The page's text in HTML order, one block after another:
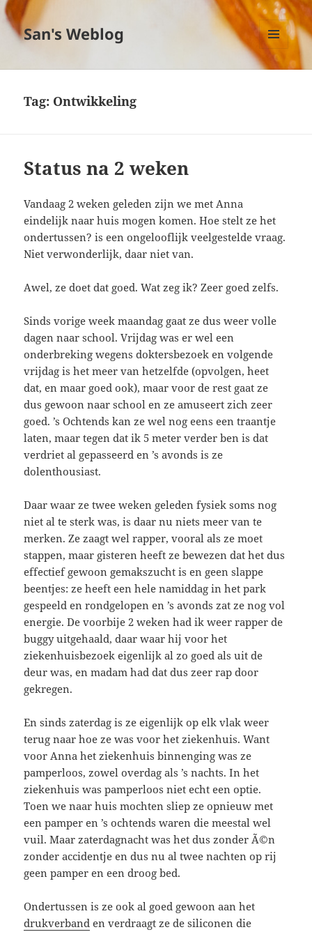
San's Weblog
MENU
EN
Tag: Ontwikkeling
Status na 2 weken
Vandaag 2 weken geleden zijn we met Anna
eindelijk naar huis mogen komen. Hoe stelt ze het
ondertussen? is een ongelooflijk veelgestelde vraag.
Niet verwonderlijk, daar niet van.
Awel, ze doet dat goed. Wat zeg ik? Zeer goed zelfs.
Sinds vorige week maandag gaat ze dus weer volle
dagen naar school. Vrijdag was er wel een
onderbreking wegens doktersbezoek en volgende
vrijdag is het meer van hetzelfde (opvolgen, heet
dat, en maar goed ook), maar voor de rest gaat ze
dus gewoon naar school en ze amuseert zich zeer
goed. ’s Ochtends kan ze wel nog eens een traantje
laten, maar tegen dat ik 5 meter verder ben is dat
verdriet al gepasseerd en ’s avonds is ze
dolenthousiast.
Daar waar ze twee weken geleden fysiek soms nog
niet al te sterk was, is daar nu niets meer van te
merken. Ze zaagt wel rapper, vooral als ze moet
stappen, maar gisteren heeft ze bewezen dat het dus
effectief gewoon gemakszucht is en geen slappe
beentjes: ze heeft een hele namiddag in het park
gespeeld en rondgelopen en ’s avonds zat ze nog vol
energie. De voorbije 2 weken had ik weer rapper de
buggy uitgehaald, daar waar hij voor het
ziekenhuisbezoek eigenlijk al zo goed als uit de
deur was, en madam had dat dus zeer rap door
gekregen.
En sinds zaterdag is ze eigenlijk op elk vlak weer
terug naar hoe ze was voor het ziekenhuis. Want
voor Anna het ziekenhuis binnenging was ze
pamperloos, zowel overdag als ’s nachts. In het
ziekenhuis was pamperloos niet echt een optie.
Toen we naar huis mochten sliep ze opnieuw met
een pamper en ’s ochtends waren die meestal wel
vuil. Maar zaterdagnacht was het dus zonder Ã©n
zonder accidentje en dus nu al twee nachten op rij
geen pamper en een droog bed.
Ondertussen is ze ook al goed gewoon aan het
drukverband en verdraagt ze de siliconen die